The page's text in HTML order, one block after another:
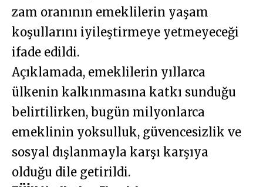
zam oranının emeklilerin yaşam
koşullarını iyileştirmeye yetmeyeceği
ifade edildi.
Açıklamada, emeklilerin yıllarca
ülkenin kalkınmasına katkı sunduğu
belirtilirken, bugün milyonlarca
emeklinin yoksulluk, güvencesizlik ve
sosyal dışlanmayla karşı karşıya
olduğu dile getirildi.